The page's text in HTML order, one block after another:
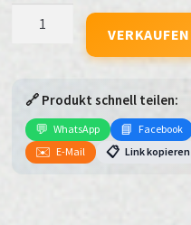
weiße
Hai
(21350)
VERKAUFEN
🔗 Produkt schnell teilen:
💬 WhatsApp 📘 Facebook
✉️ E-Mail 📋 Link kopieren